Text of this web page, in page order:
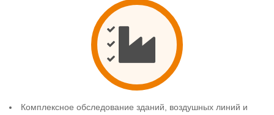
Комплексное обследование зданий, воздушных линий и